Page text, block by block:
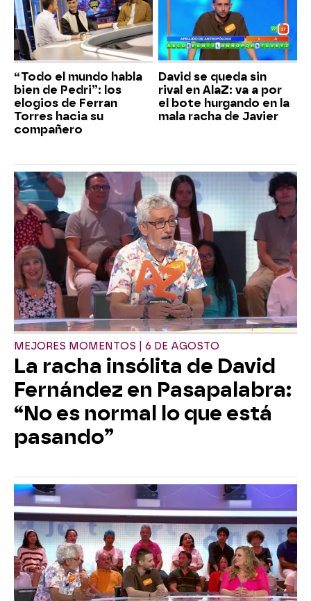
“Todo el mundo habla
bien de Pedri”: los
elogios de Ferran
Torres hacia su
compañero
David se queda sin
rival en AlaZ: va a por
el bote hurgando en la
mala racha de Javier
MEJORES MOMENTOS | 6 DE AGOSTO
La racha insólita de David
Fernández en Pasapalabra:
“No es normal lo que está
pasando”